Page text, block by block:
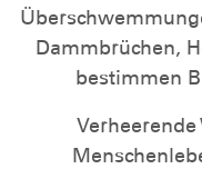
Dammbrüchen,
bestimmen